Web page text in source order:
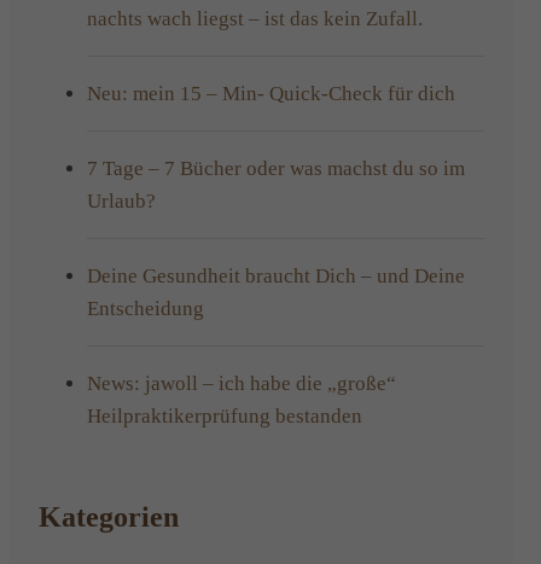
nachts wach liegst – ist das kein Zufall.
Neu: mein 15 – Min- Quick-Check für dich
7 Tage – 7 Bücher oder was machst du so im
Urlaub?
Deine Gesundheit braucht Dich – und Deine
Entscheidung
News: jawoll – ich habe die „große“
Heilpraktikerprüfung bestanden
Kategorien